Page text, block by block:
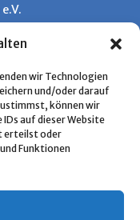
wir Technologien
und/oder darauf
können wir
auf dieser Website
erteilst oder
Funktionen